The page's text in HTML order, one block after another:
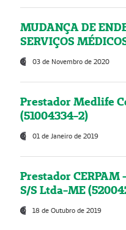
MUDANÇA DE
SERVIÇOS
03 de Novembro de 2020
Prestador Medlife
(51004334-2)
01 de Janeiro de 2019
Prestador CERPAM
S/S Ltda-ME
18 de Outubro de 2019